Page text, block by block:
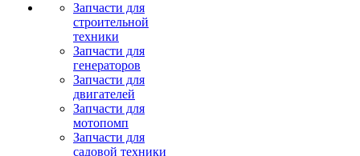
Запчасти для
строительной
техники
Запчасти для
генераторов
Запчасти для
двигателей
Запчасти для
мотопомп
Запчасти для
садовой техники